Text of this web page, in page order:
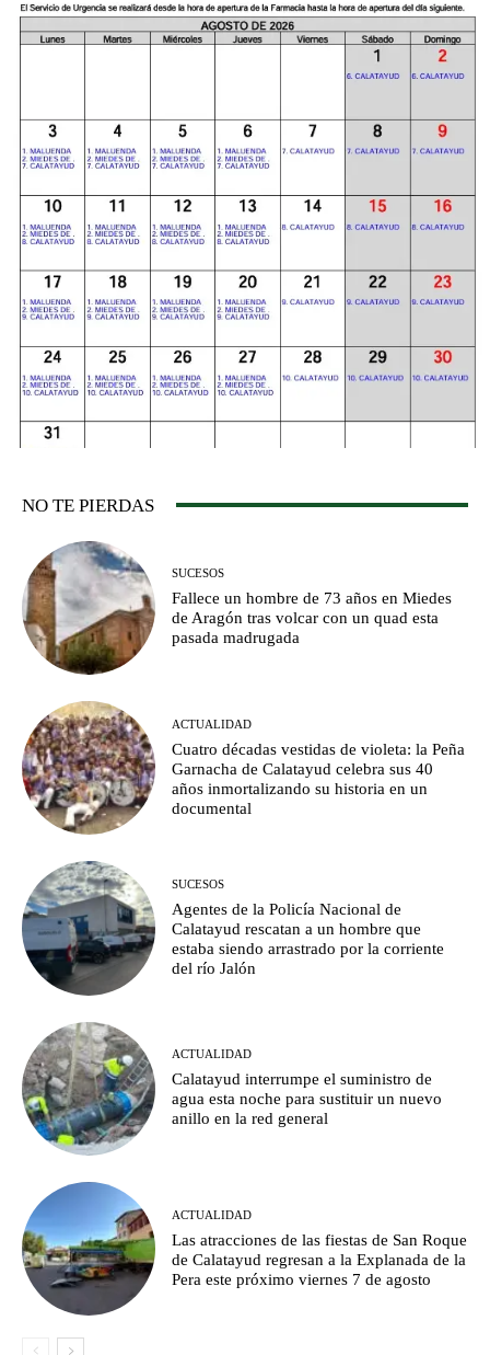
NO TE PIERDAS
SUCESOS
Fallece un hombre de 73 años en Miedes
de Aragón tras volcar con un quad esta
pasada madrugada
ACTUALIDAD
Cuatro décadas vestidas de violeta: la Peña
Garnacha de Calatayud celebra sus 40
años inmortalizando su historia en un
documental
SUCESOS
Agentes de la Policía Nacional de
Calatayud rescatan a un hombre que
estaba siendo arrastrado por la corriente
del río Jalón
ACTUALIDAD
Calatayud interrumpe el suministro de
agua esta noche para sustituir un nuevo
anillo en la red general
ACTUALIDAD
Las atracciones de las fiestas de San Roque
de Calatayud regresan a la Explanada de la
Pera este próximo viernes 7 de agosto